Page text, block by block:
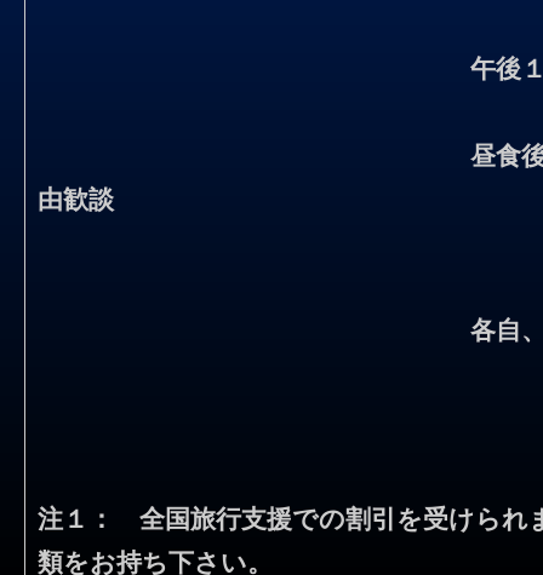
午後
昼食
由歓談
各自
注１： 全国旅行支援での割引を受けられ
類をお持ち下さい。